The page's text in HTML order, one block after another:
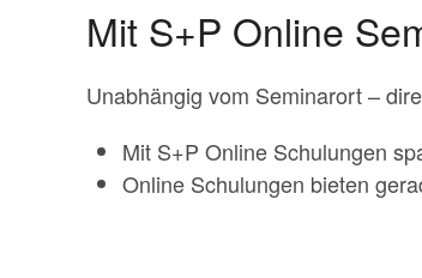
Mit S+P Online
Unabhängig vom Seminarort –
Mit S+P Online Schulungen
Online Schulungen bieten